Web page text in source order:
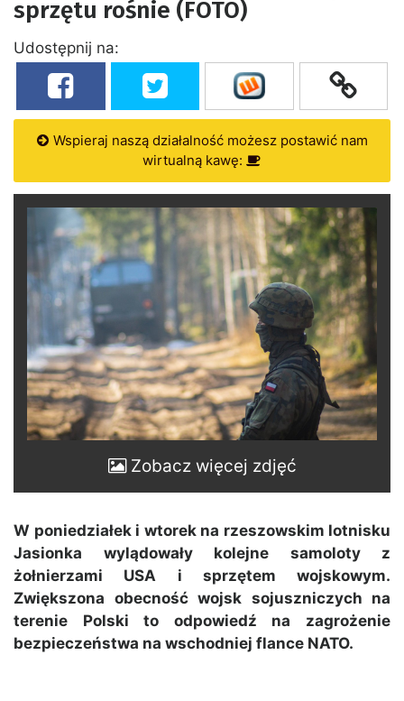
sprzętu rośnie (FOTO)
Udostępnij na:
Wspieraj naszą działalność możesz postawić nam
wirtualną kawę:
Zobacz więcej zdjęć
W poniedziałek i wtorek na rzeszowskim lotnisku
Jasionka wylądowały kolejne samoloty z
żołnierzami USA i sprzętem wojskowym.
Zwiększona obecność wojsk sojuszniczych na
terenie Polski to odpowiedź na zagrożenie
bezpieczeństwa na wschodniej flance NATO.